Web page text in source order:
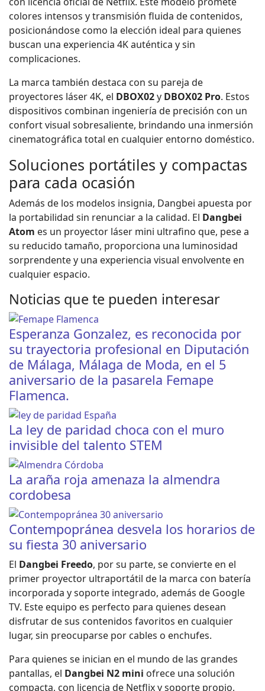
colores intensos y transmisión fluida de contenidos,
posicionándose como la elección ideal para quienes
buscan una experiencia 4K auténtica y sin
complicaciones.
La marca también destaca con su pareja de
proyectores láser 4K, el DBOX02y DBOX02 Pro. Estos
dispositivos combinan ingeniería de precisión con un
confort visual sobresaliente, brindando una inmersión
cinematográfica total en cualquier entorno doméstico.
Soluciones portátiles y compactas
para cada ocasión
Además de los modelos insignia, Dangbei apuesta por
la portabilidad sin renunciar a la calidad. El Dangbei
Atom es un proyector láser mini ultrafino que, pese a
su reducido tamaño, proporciona una luminosidad
sorprendente y una experiencia visual envolvente en
cualquier espacio.
Noticias que te pueden interesar
Esperanza Gonzalez, es reconocida por
su trayectoria profesional en Diputación
de Málaga, Málaga de Moda, en el 5
aniversario de la pasarela Femape
Flamenca.
La ley de paridad choca con el muro
invisible del talento STEM
La araña roja amenaza la almendra
cordobesa
Contempopránea desvela los horarios de
su fiesta 30 aniversario
El Dangbei Freedo, por su parte, se convierte en el
primer proyector ultraportátil de la marca con batería
incorporada y soporte integrado, además de Google
TV. Este equipo es perfecto para quienes desean
disfrutar de sus contenidos favoritos en cualquier
lugar, sin preocuparse por cables o enchufes.
Para quienes se inician en el mundo de las grandes
pantallas, el Dangbei N2 mini ofrece una solución
compacta, con licencia de Netflix y soporte propio,